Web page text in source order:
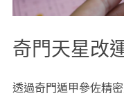
奇門天星改
透過奇門遁甲參佐精